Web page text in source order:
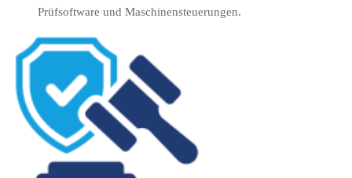
Prüfsoftware und Maschinensteuerungen.